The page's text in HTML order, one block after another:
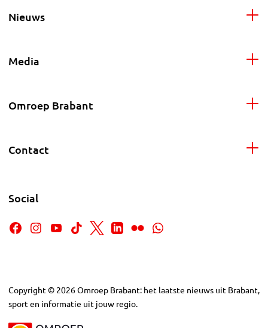
Nieuws
Media
Omroep Brabant
Contact
Social
Copyright © 2026Omroep Brabant: het laatste nieuws uit Brabant,
sport en informatie uit jouw regio.